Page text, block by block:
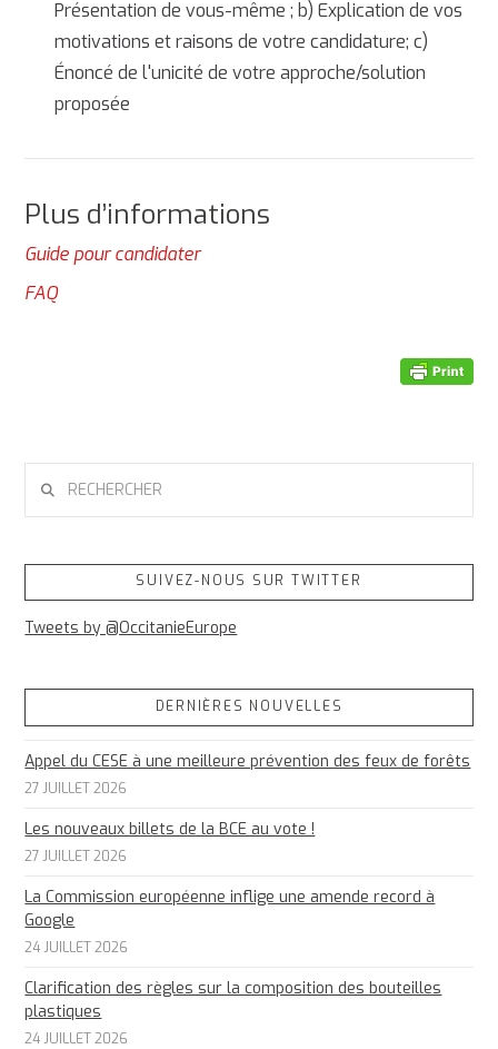
Présentation de vous-même ; b) Explication de vos
motivations et raisons de votre candidature; c)
Énoncé de l'unicité de votre approche/solution
proposée
Plus d’informations
Guide pour candidater
FAQ
SUIVEZ-NOUS SUR TWITTER
Tweets by @OccitanieEurope
DERNIÈRES NOUVELLES
Appel du CESE à une meilleure prévention des feux de forêts
27 JUILLET 2026
Les nouveaux billets de la BCE au vote !
27 JUILLET 2026
La Commission européenne inflige une amende record à
Google
24 JUILLET 2026
Clarification des règles sur la composition des bouteilles
plastiques
24 JUILLET 2026